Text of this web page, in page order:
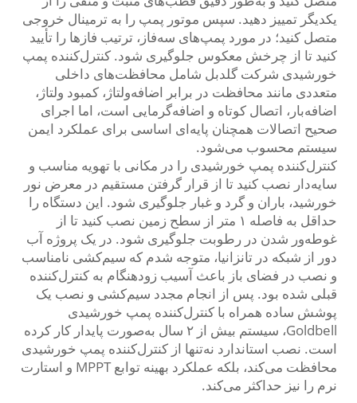
یکدیگر تمییز دهید. سپس موتور پمپ را به ترمینال خروجی
متصل کنید؛ در مورد پمپ‌های سه‌فاز، ترتیب فازها را تأیید
کنید تا از چرخش معکوس جلوگیری شود. کنترل‌کننده پمپ
خورشیدی شرکت گلدبل شامل محافظت‌های داخلی
متعددی مانند محافظت در برابر اضافه‌ولتاژ، کمبود ولتاژ،
اضافه‌بار، اتصال کوتاه و اضافه‌گرمایی است، اما اجرای
صحیح اتصالات همچنان پایه‌ای اساسی برای عملکرد ایمن
سیستم محسوب می‌شود.
کنترل‌کننده پمپ خورشیدی را در مکانی با تهویه مناسب و
سایه‌دار نصب کنید تا از قرار گرفتن مستقیم در معرض نور
خورشید، باران و گرد و غبار جلوگیری شود. این دستگاه را
حداقل به فاصله ۱ متر از سطح زمین نصب کنید تا از
غوطه‌ور شدن در رطوبت جلوگیری شود. در یک پروژه آب
دور از شبکه در تانزانیا، متوجه شدم که سیم‌کشی نامناسب
و نصب در فضای باز باعث آسیب زودهنگام به کنترل‌کننده
قبلی شده بود. پس از انجام مجدد سیم‌کشی و نصب یک
پوشش ساده همراه با کنترل‌کننده پمپ خورشیدی
Goldbell، سیستم بیش از ۲ سال به‌صورت پایدار کار کرده
است. نصب استاندارد نه‌تنها از کنترل‌کننده پمپ خورشیدی
محافظت می‌کند، بلکه عملکرد بهینه توابع MPPT و استارت
نرم را نیز حداکثر می‌کند.